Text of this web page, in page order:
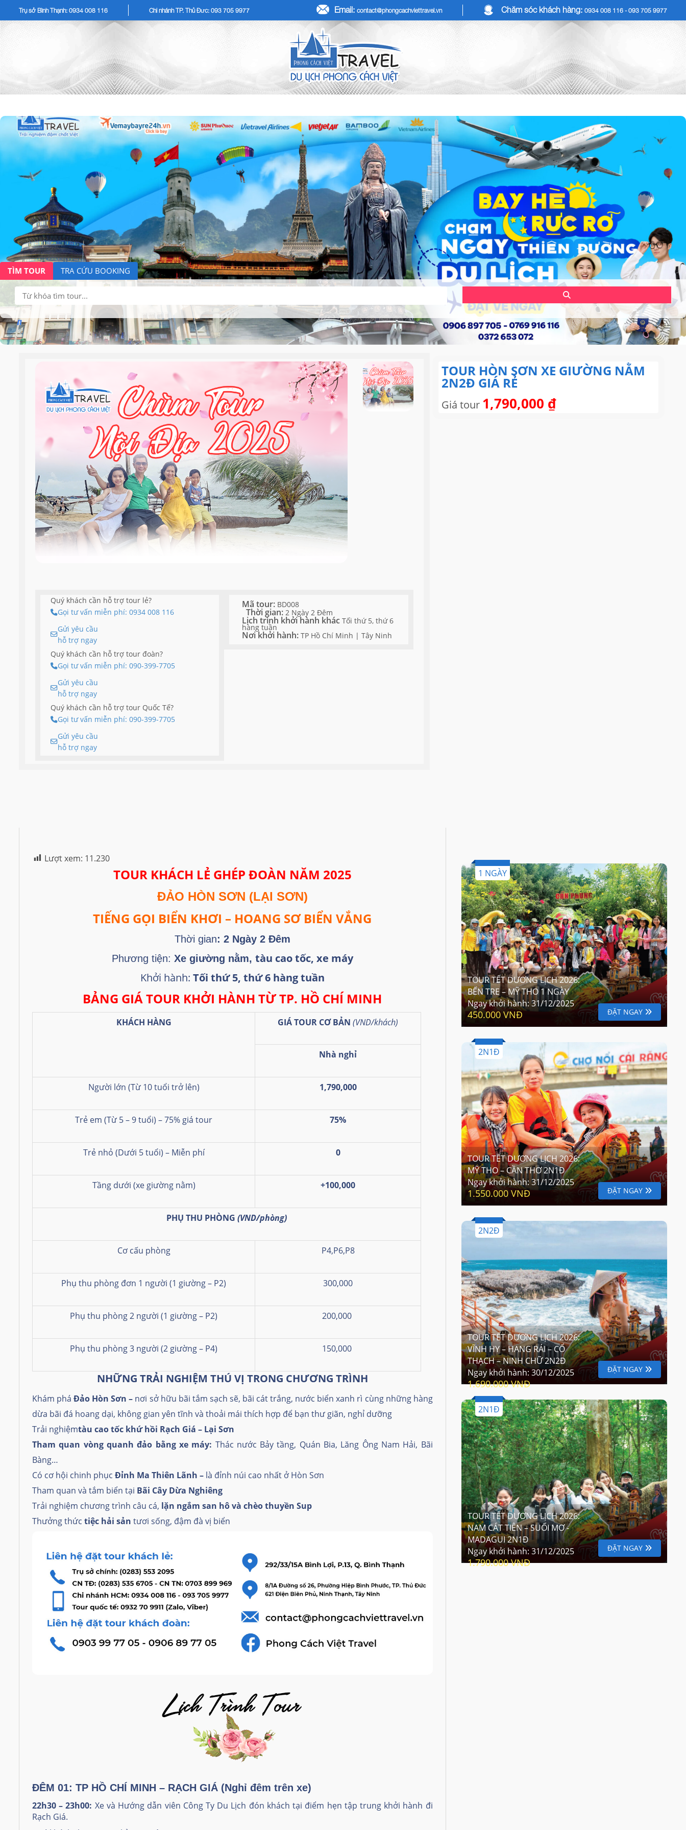
Trụ sở Bình Thạnh: 0934 008 116 Chi nhánh TP. Thủ Đức: 093 705 9977 Email: contact@phongcachviettravel.vn Chăm sóc khách hàng: 0934 008 116 - 093 705 9977
TÌM TOUR TRA CỨU BOOKING
Tìm
kiếm:
Quý khách cần hỗ trợ tour lẻ?
Gọi tư vấn miễn phí: 0934 008 116
Gửi yêu cầu
hỗ trợ ngay
Quý khách cần hỗ trợ tour đoàn?
Gọi tư vấn miễn phí: 090-399-7705
Gửi yêu cầu
hỗ trợ ngay
Quý khách cần hỗ trợ tour Quốc Tế?
Gọi tư vấn miễn phí: 090-399-7705
Gửi yêu cầu
hỗ trợ ngay
Mã tour: BD008
Thời gian:2 Ngày 2 Đêm
Lịch trình khởi hành khácTối thứ 5, thứ 6
hàng tuần
Nơi khởi hành:TP Hồ Chí Minh | Tây Ninh
TOUR HÒN SƠN XE GIƯỜNG NẰM
2N2Đ GIÁ RẺ
Giá tour 1,790,000 ₫
Lượt xem: 11.230
TOUR KHÁCH LẺ GHÉP ĐOÀN NĂM 2025
ĐẢO HÒN SƠN (LẠI SƠN)
TIẾNG GỌI BIỂN KHƠI – HOANG SƠ BIỂN VẮNG
Thời gian: 2 Ngày 2 Đêm
Phương tiện: Xe giường nằm, tàu cao tốc, xe máy
Khởi hành: Tối thứ 5, thứ 6 hàng tuần
BẢNG GIÁ TOUR KHỞI HÀNH TỪ TP. HỒ CHÍ MINH
KHÁCH HÀNG GIÁ TOUR CƠ BẢN (VND/khách)
Nhà nghỉ
Người lớn (Từ 10 tuổi trở lên) 1,790,000
Trẻ em (Từ 5 – 9 tuổi) – 75% giá tour 75%
Trẻ nhỏ (Dưới 5 tuổi) – Miễn phí 0
Tầng dưới (xe giường nằm) +100,000
PHỤ THU PHÒNG (VND/phòng)
Cơ cấu phòng P4,P6,P8
Phụ thu phòng đơn 1 người (1 giường – P2) 300,000
Phụ thu phòng 2 người (1 giường – P2) 200,000
Phụ thu phòng 3 người (2 giường – P4) 150,000
NHỮNG TRẢI NGHIỆM THÚ VỊ TRONG CHƯƠNG TRÌNH
Khám pháĐảo Hòn Sơn – nơi sở hữu bãi tắm sạch sẽ, bãi cát trắng, nước biển xanh rì cùng những hàng
dừa bãi đá hoang dại, không gian yên tĩnh và thoải mái thích hợp để bạn thư giãn, nghỉ dưỡng
Trải nghiệmtàu cao tốc khứ hồi Rạch Giá – Lại Sơn
Tham quan vòng quanh đảo bằng xe máy: Thác nước Bảy tầng, Quán Bia, Lăng Ông Nam Hải, Bãi
Bàng…
Có cơ hội chinh phục Đỉnh Ma Thiên Lãnh – là đỉnh núi cao nhất ở Hòn Sơn
Tham quan và tắm biển tại Bãi Cây Dừa Nghiêng
Trải nghiệm chương trình câu cá, lặn ngắm san hô và chèo thuyền Sup
Thưởng thức tiệc hải sản tươi sống, đậm đà vị biển
ĐÊM 01: TP HỒ CHÍ MINH – RẠCH GIÁ (Nghỉ đêm trên xe)
22h30 – 23h00: Xe và Hướng dẫn viên Công Ty Du Lịch đón khách tại điểm hẹn tập trung khởi hành đi
Rạch Giá.
1 NGÀY
TOUR TẾT DƯƠNG LỊCH 2026:
BẾN TRE – MỸ THO 1 NGÀY
Ngay khởi hành:31/12/2025
450.000 VNĐ ĐẶT NGAY
2N1Đ
TOUR TẾT DƯƠNG LỊCH 2026:
MỸ THO – CẦN THƠ 2N1Đ
Ngay khởi hành:31/12/2025
1.550.000 VNĐ ĐẶT NGAY
2N2Đ
TOUR TẾT DƯƠNG LỊCH 2026:
VĨNH HY – HANG RÁI – CỔ
THẠCH – NINH CHỮ 2N2Đ
Ngay khởi hành:30/12/2025
1.690.000 VNĐ
ĐẶT NGAY
2N1Đ
TOUR TẾT DƯƠNG LỊCH 2026:
NAM CÁT TIÊN – SUỐI MƠ -
MADAGUI 2N1Đ
Ngay khởi hành:31/12/2025
1.790.000 VNĐ
ĐẶT NGAY